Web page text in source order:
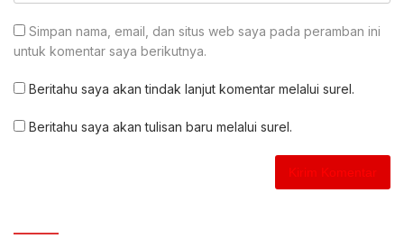
Simpan nama, email, dan situs web saya pada peramban ini
untuk komentar saya berikutnya.
Beritahu saya akan tindak lanjut komentar melalui surel.
Beritahu saya akan tulisan baru melalui surel.